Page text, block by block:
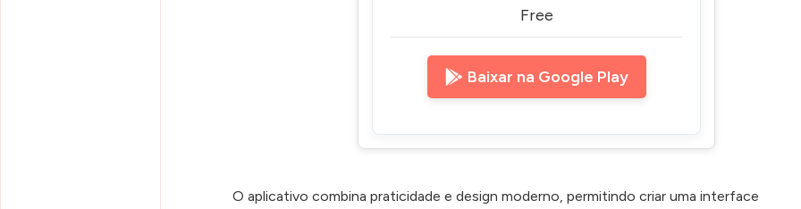
Free
Baixar na Google Play
O aplicativo combina praticidade e design moderno, permitindo criar uma interface